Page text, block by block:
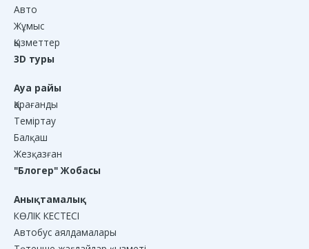
Авто
Жұмыс
Қызметтер
3D туры
Ауа райы
Қарағанды
Теміртау
Балқаш
Жезқазған
"Блогер" Жобасы
Анықтамалық
КӨЛІК КЕСТЕСІ
Автобус аялдамалары